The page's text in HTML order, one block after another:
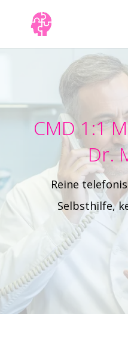
CMD 1:1
Dr.
Reine
Selbsthilfe,